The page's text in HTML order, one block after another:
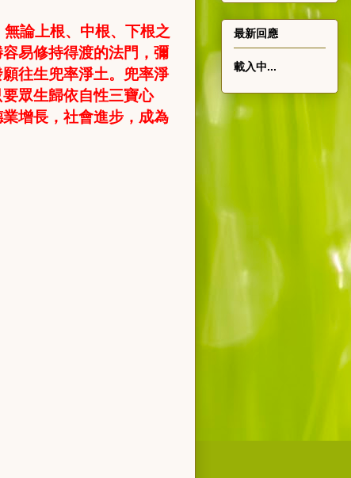
論上根、中根、下根之
易修持得渡的法門，彌
往生兜率淨土。兜率淨
眾生歸依自性三寶心
增長，社會進步，成為
最新回應
載入中...